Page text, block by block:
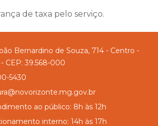
de taxa pelo serviço.
Bernardino de Souza, 714 - Centro -
CEP: 39.568-000
5430
ao público: 8h às 12h
interno: 14h às 17h